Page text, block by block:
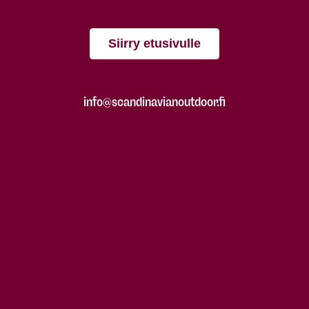
Siirry etusivulle
info@scandinavianoutdoor.fi